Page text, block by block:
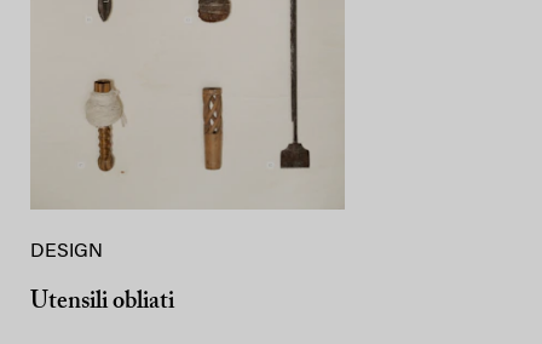
DESIGN
Utensili obliati